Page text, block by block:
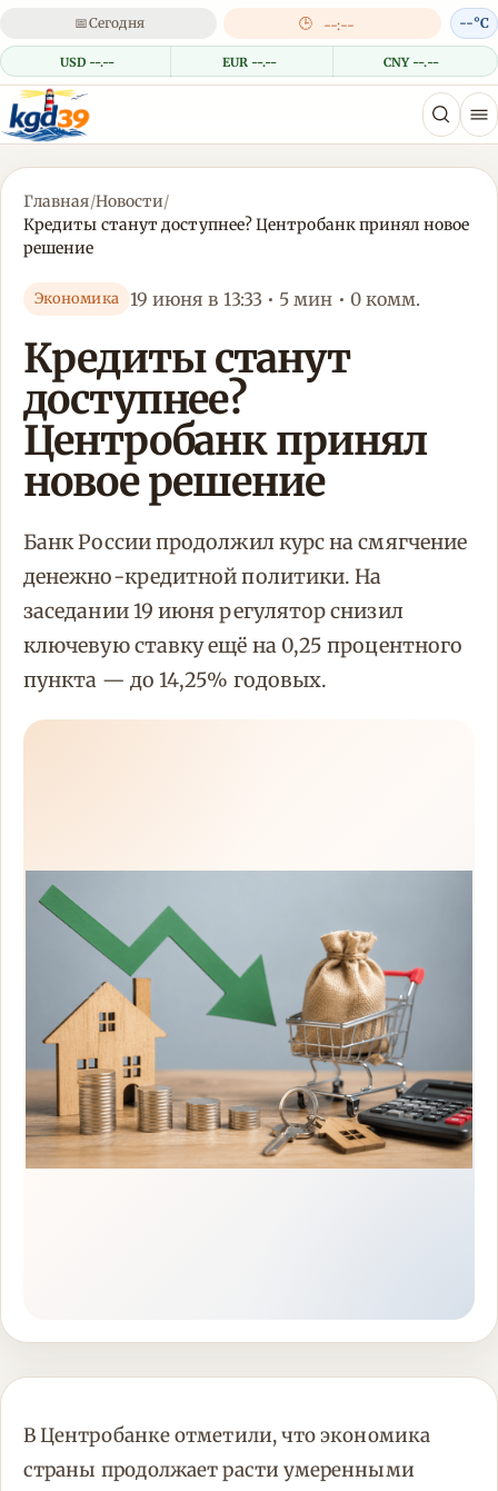
📅Сегодня 🕒 --:--
USD --.-- EUR --.-- CNY --.--
--°C
Главная/Новости/
Кредиты станут доступнее? Центробанк принял новое
решение
Экономика 19 июня в 13:33 • 5 мин • 0 комм.
Кредиты станут
доступнее?
Центробанк принял
новое решение
Банк России продолжил курс на смягчение
денежно-кредитной политики. На
заседании 19 июня регулятор снизил
ключевую ставку ещё на 0,25 процентного
пункта — до 14,25% годовых.
В Центробанке отметили, что экономика
страны продолжает расти умеренными